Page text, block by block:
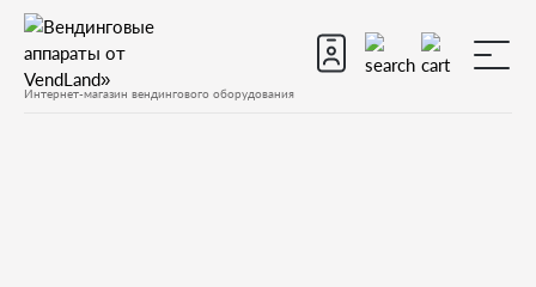
Интернет-магазин вендингового оборудования